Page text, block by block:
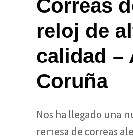
Correas
reloj de
calidad –
Coruña
Nos ha llegado una
remesa de correas